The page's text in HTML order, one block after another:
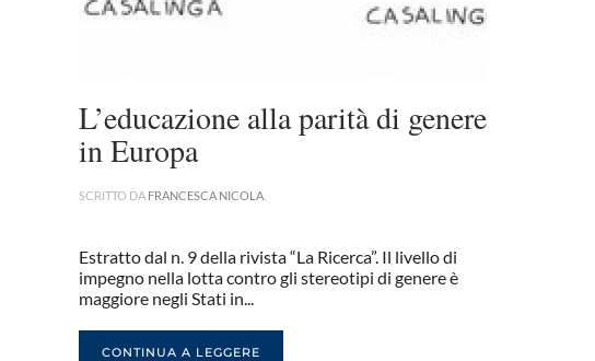
L’educazione alla parità di genere
in Europa
SCRITTO DA FRANCESCA NICOLA
Estratto dal n. 9 della rivista “La Ricerca”. Il livello di
impegno nella lotta contro gli stereotipi di genere è
maggiore negli Stati in...
CONTINUA A LEGGERE